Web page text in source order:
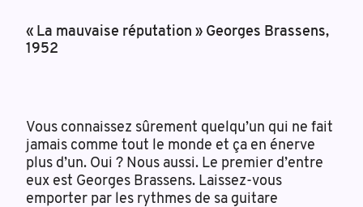
« La mauvaise réputation » Georges Brassens,
1952
Vous connaissez sûrement quelqu’un qui ne fait
jamais comme tout le monde et ça en énerve
plus d’un. Oui ? Nous aussi. Le premier d’entre
eux est Georges Brassens. Laissez-vous
emporter par les rythmes de sa guitare